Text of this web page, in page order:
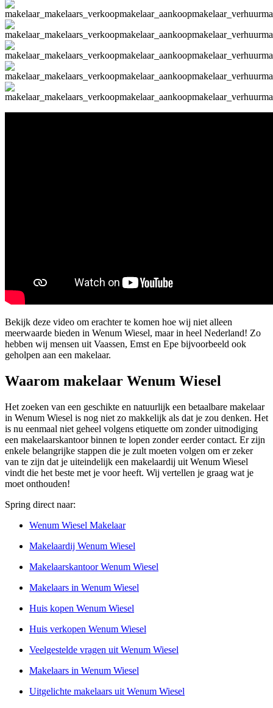
Bekijk deze video om erachter te komen hoe wij niet alleen
meerwaarde bieden in Wenum Wiesel, maar in heel Nederland! Zo
hebben wij mensen uit Vaassen, Emst en Epe bijvoorbeeld ook
geholpen aan een makelaar.
Waarom makelaar Wenum Wiesel
Het zoeken van een geschikte en natuurlijk een betaalbare makelaar
in Wenum Wiesel is nog niet zo makkelijk als dat je zou denken. Het
is nu eenmaal niet geheel volgens etiquette om zonder uitnodiging
een makelaarskantoor binnen te lopen zonder eerder contact. Er zijn
enkele belangrijke stappen die je zult moeten volgen om er zeker
van te zijn dat je uiteindelijk een makelaardij uit Wenum Wiesel
vindt die het beste met je voor heeft. Wij vertellen je graag wat je
moet onthouden!
Spring direct naar:
Wenum Wiesel Makelaar
Makelaardij Wenum Wiesel
Makelaarskantoor Wenum Wiesel
Makelaars in Wenum Wiesel
Huis kopen Wenum Wiesel
Huis verkopen Wenum Wiesel
Veelgestelde vragen uit Wenum Wiesel
Makelaars in Wenum Wiesel
Uitgelichte makelaars uit Wenum Wiesel